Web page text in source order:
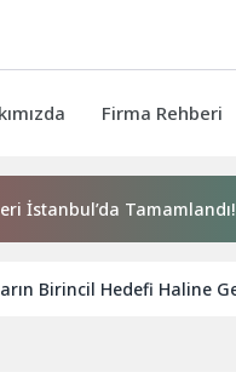
Firma Rehberi
Tamamlandı!
Birincil Hedefi Haline